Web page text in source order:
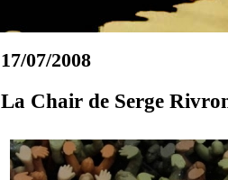
17/07/2008
La Chair de Serge